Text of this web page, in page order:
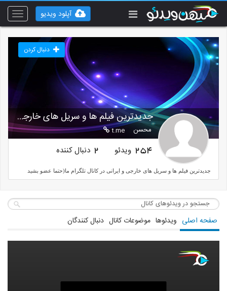
Toggle
آپلود ویدیو
جدیدترین فیلم ها و سریل های خارجی و ایرانی
محسن t.me
دنبال کردن
254 ویدئو 2 دنبال کننده
جدیدترین فیلم ها و سریل های خارجی و ایرانی در کانال تلگرام ما(حتما عضو بشید
صفحه اصلی ویدئوها موضوعات کانال دنبال کنندگان